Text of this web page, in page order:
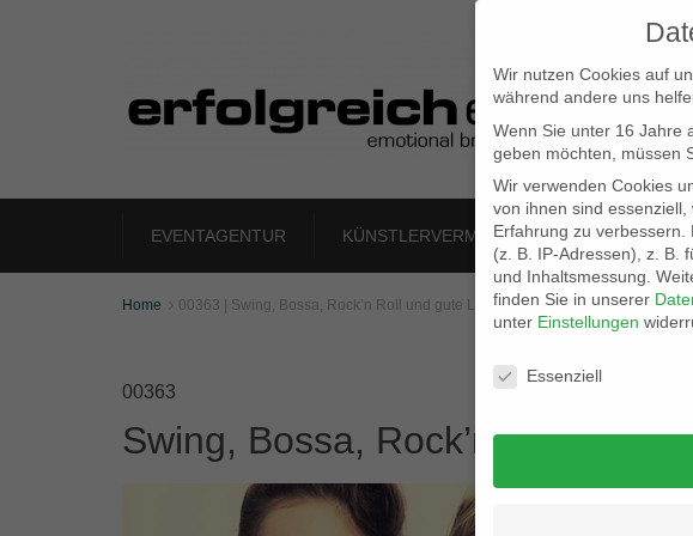
EVENTAGENTUR KÜNSTLERVERMITTLUNG
Home  00363 | Swing, Bossa, Rock’n Roll und gute Laune.
00363
Swing, Bossa, Rock’n Roll und
Wir nutzen Cookies auf
während andere uns
Wenn Sie unter 16 Jahre
geben möchten, müssen
Wir verwenden Cookies
von ihnen sind
Erfahrung zu verbessern.
(z. B. IP-Adressen), z. B.
und Inhaltsmessung.
finden Sie in unserer
unter Einstellungen
Datenschutzeinstellungen
Essenziell